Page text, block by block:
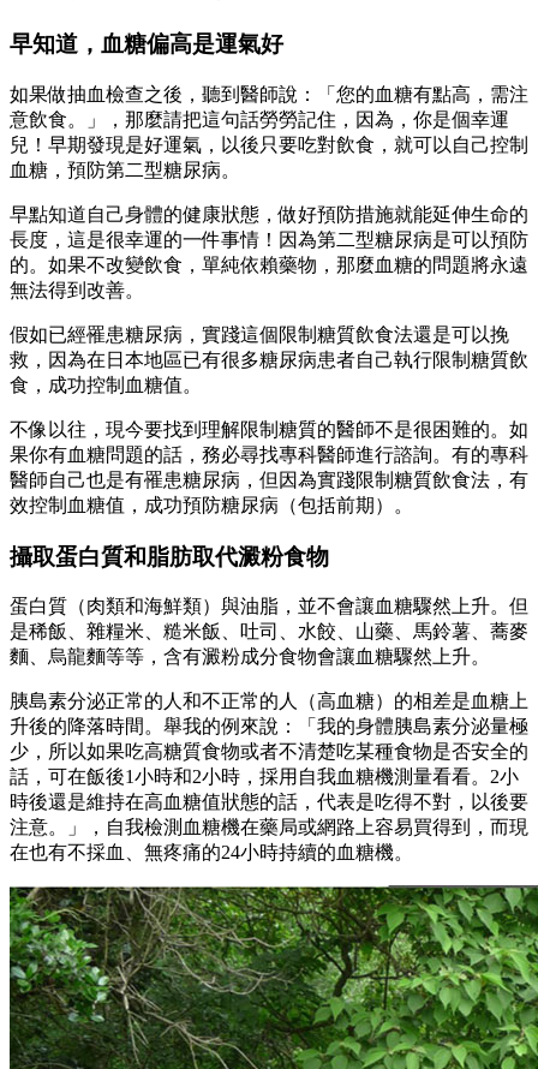
早知道，血糖偏高是運氣好
如果做抽血檢查之後，聽到醫師說：「您的血糖有點高，需注
意飲食。」，那麼請把這句話勞勞記住，因為，你是個幸運
兒！早期發現是好運氣，以後只要吃對飲食，就可以自己控制
血糖，預防第二型糖尿病。
早點知道自己身體的健康狀態，做好預防措施就能延伸生命的
長度，這是很幸運的一件事情！因為第二型糖尿病是可以預防
的。如果不改變飲食，單純依賴藥物，那麼血糖的問題將永遠
無法得到改善。
假如已經罹患糖尿病，實踐這個限制糖質飲食法還是可以挽
救，因為在日本地區已有很多糖尿病患者自己執行限制糖質飲
食，成功控制血糖值。
不像以往，現今要找到理解限制糖質的醫師不是很困難的。如
果你有血糖問題的話，務必尋找專科醫師進行諮詢。有的專科
醫師自己也是有罹患糖尿病，但因為實踐限制糖質飲食法，有
效控制血糖值，成功預防糖尿病（包括前期）。
攝取蛋白質和脂肪取代澱粉食物
蛋白質（肉類和海鮮類）與油脂，並不會讓血糖驟然上升。但
是稀飯、雜糧米、糙米飯、吐司、水餃、山藥、馬鈴薯、蕎麥
麵、烏龍麵等等，含有澱粉成分食物會讓血糖驟然上升。
胰島素分泌正常的人和不正常的人（高血糖）的相差是血糖上
升後的降落時間。舉我的例來說：「我的身體胰島素分泌量極
少，所以如果吃高糖質食物或者不清楚吃某種食物是否安全的
話，可在飯後1小時和2小時，採用自我血糖機測量看看。2小
時後還是維持在高血糖值狀態的話，代表是吃得不對，以後要
注意。」，自我檢測血糖機在藥局或網路上容易買得到，而現
在也有不採血、無疼痛的24小時持續的血糖機。